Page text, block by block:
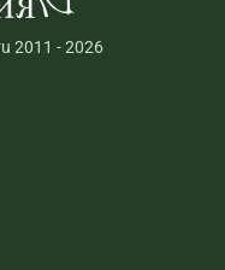
2011 - 2026